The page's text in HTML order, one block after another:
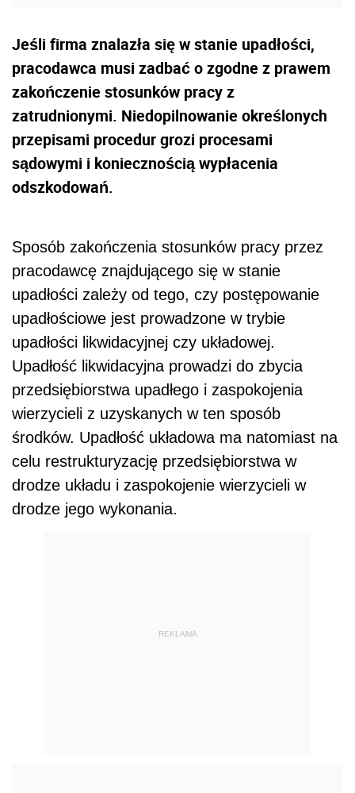
Jeśli firma znalazła się w stanie upadłości,
pracodawca musi zadbać o zgodne z prawem
zakończenie stosunków pracy z
zatrudnionymi. Niedopilnowanie określonych
przepisami procedur grozi procesami
sądowymi i koniecznością wypłacenia
odszkodowań.
Sposób zakończenia stosunków pracy przez
pracodawcę znajdującego się w stanie
upadłości zależy od tego, czy postępowanie
upadłościowe jest prowadzone w trybie
upadłości likwidacyjnej czy układowej.
Upadłość likwidacyjna prowadzi do zbycia
przedsiębiorstwa upadłego i zaspokojenia
wierzycieli z uzyskanych w ten sposób
środków. Upadłość układowa ma natomiast na
celu restrukturyzację przedsiębiorstwa w
drodze układu i zaspokojenie wierzycieli w
drodze jego wykonania.
REKLAMA